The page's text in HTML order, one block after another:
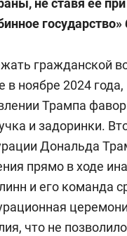
не ставя ее
государство»
гражданской
в ноябре 2024
Трампа
и задоринки.
Дональда
прямо в ходе
и его команда
что не